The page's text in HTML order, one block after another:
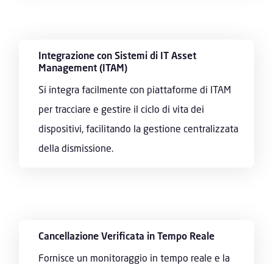
Integrazione con Sistemi di IT Asset
Management (ITAM)
Si integra facilmente con piattaforme di ITAM
per tracciare e gestire il ciclo di vita dei
dispositivi, facilitando la gestione centralizzata
della dismissione.
Cancellazione Verificata in Tempo Reale
Fornisce un monitoraggio in tempo reale e la